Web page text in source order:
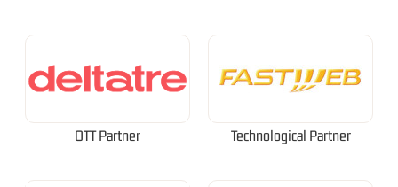
OTT Partner Technological Partner